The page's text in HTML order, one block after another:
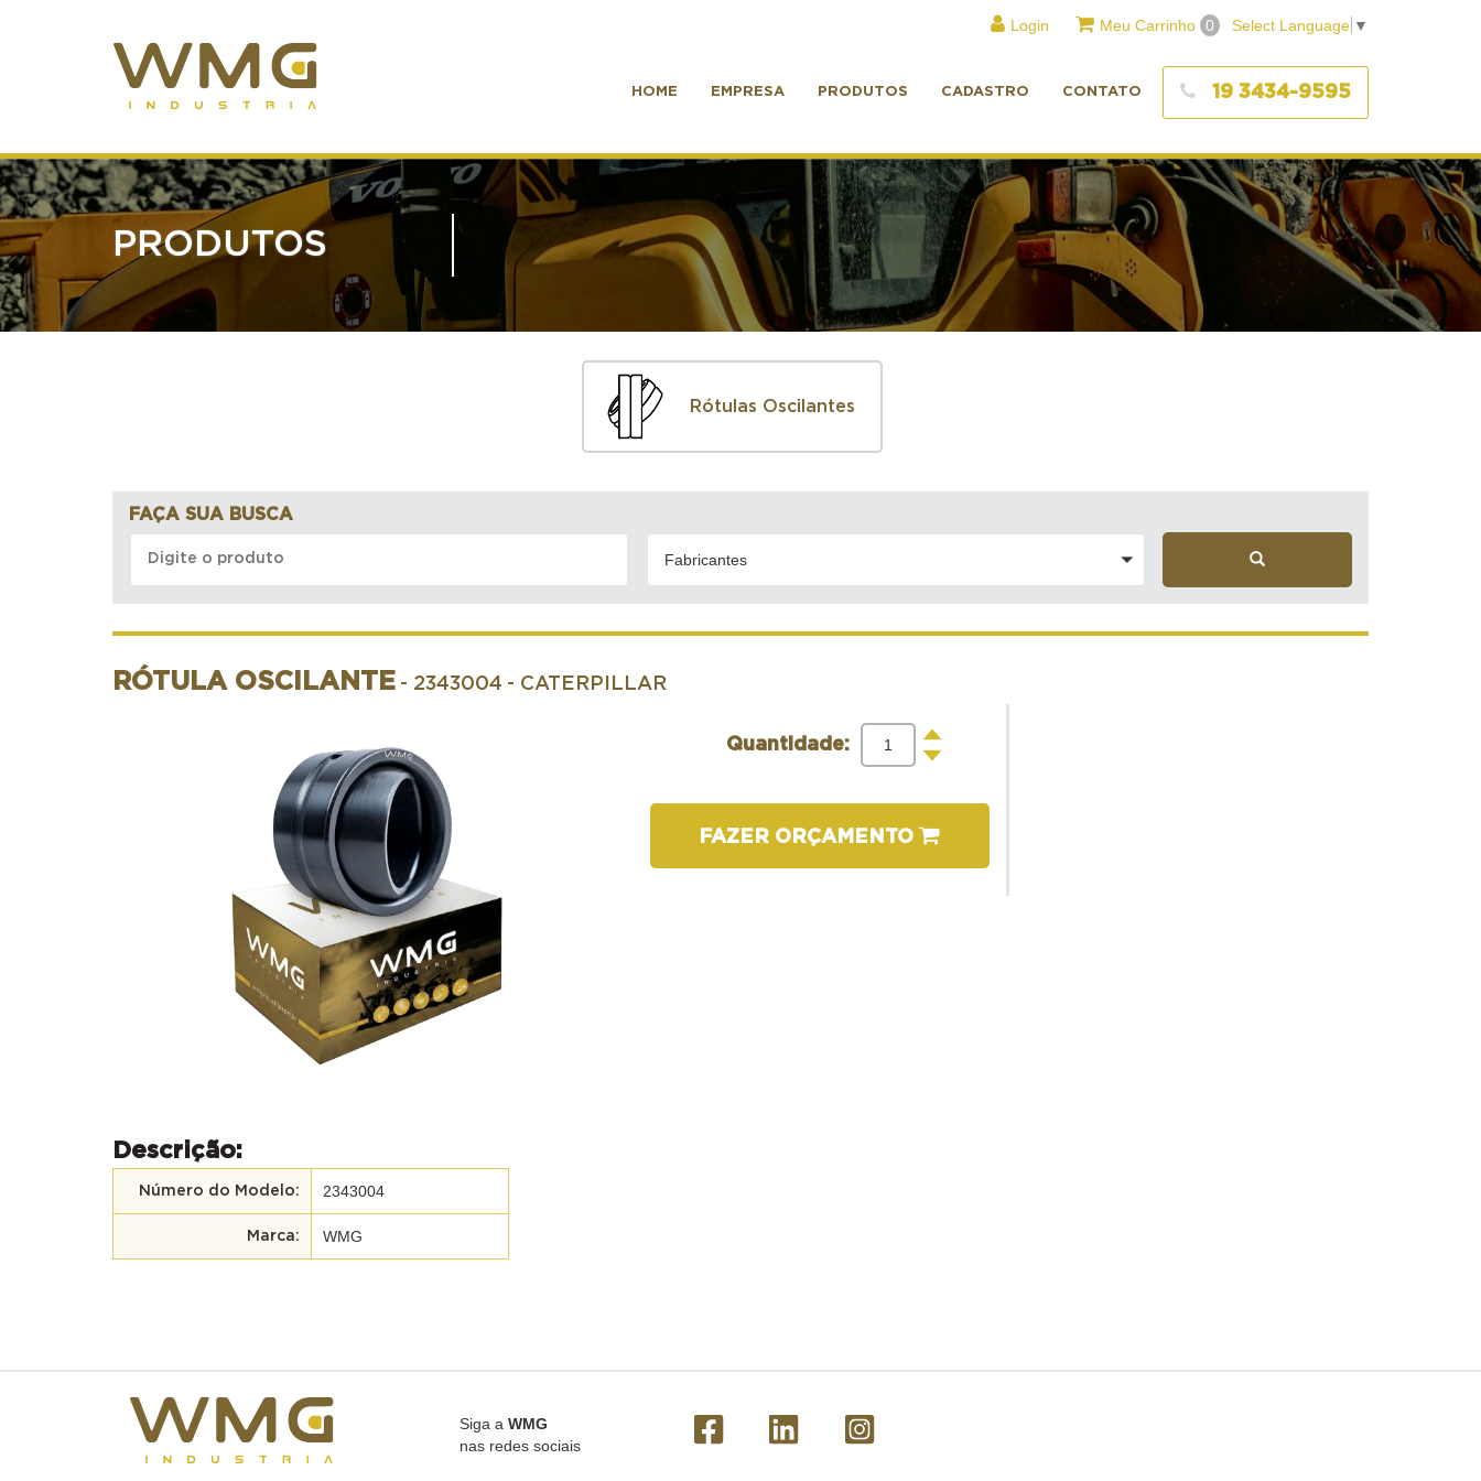
Login Meu Carrinho 0 Select Language ▼
HOME EMPRESA PRODUTOS CADASTRO CONTATO 19 3434-9595
PRODUTOS
Rótulas Oscilantes
FAÇA SUA BUSCA
Fabricantes
RÓTULA OSCILANTE - 2343004 - CATERPILLAR
Quantidade:
+
-
FAZER ORÇAMENTO
Descrição:
Número do Modelo: 2343004
Marca: WMG
Siga a WMG
nas redes sociais